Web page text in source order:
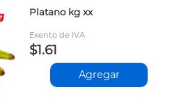
Platano kg xx
Exento de IVA
$1.61
Agregar